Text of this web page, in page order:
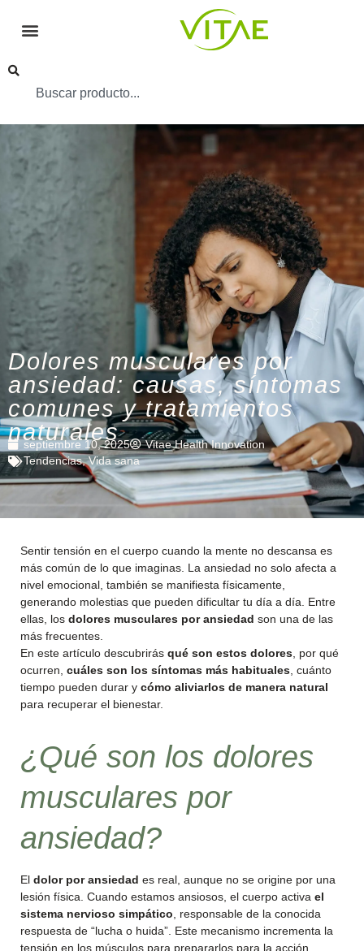
Dolores musculares por
ansiedad: causas, síntomas
comunes y tratamientos
naturales
septiembre 10, 2025
Vitae Health Innovation
Tendencias,Vida sana
Sentir tensión en el cuerpo cuando la mente no descansa es
más común de lo que imaginas. La ansiedad no solo afecta a
nivel emocional, también se manifiesta físicamente,
generando molestias que pueden dificultar tu día a día. Entre
ellas, los dolores musculares por ansiedad son una de las
más frecuentes.
En este artículo descubrirás qué son estos dolores , por qué
ocurren, cuáles son los síntomas más habituales , cuánto
tiempo pueden durar y cómo aliviarlos de manera natural
para recuperar el bienestar.
¿Qué son los dolores
musculares por
ansiedad?
El dolor por ansiedad es real, aunque no se origine por una
lesión física. Cuando estamos ansiosos, el cuerpo activa el
sistema nervioso simpático , responsable de la conocida
respuesta de “lucha o huida”. Este mecanismo incrementa la
tensión en los músculos para prepararlos para la acción.